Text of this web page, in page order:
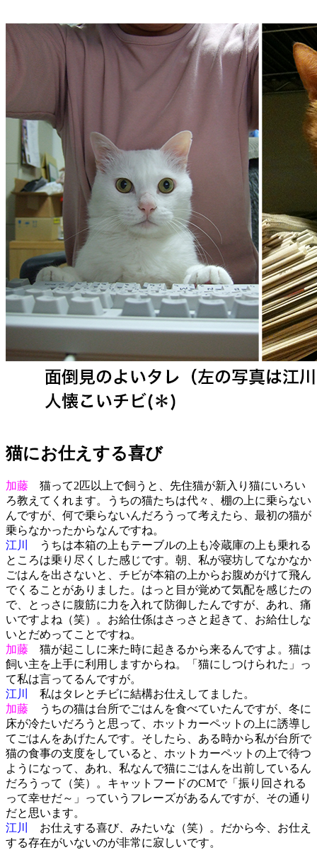
猫にお仕えする喜び
加藤 猫って2匹以上で飼うと、先住猫が新入り猫にいろい
ろ教えてくれます。うちの猫たちは代々、棚の上に乗らない
んですが、何で乗らないんだろうって考えたら、最初の猫が
乗らなかったからなんですね。
江川
うちは本箱の上もテーブルの上も冷蔵庫の上も乗れる
ところは乗り尽くした感じです。朝、私が寝坊してなかなか
ごはんを出さないと、チビが本箱の上からお腹めがけて飛ん
でくることがありました。はっと目が覚めて気配を感じたの
で、とっさに腹筋に力を入れて防御したんですが、あれ、痛
いですよね（笑）。お給仕係はさっさと起きて、お給仕しな
いとだめってことですね。
加藤 猫が起こしに来た時に起きるから来るんですよ。猫は
飼い主を上手に利用しますからね。「猫にしつけられた」っ
て私は言ってるんですが。
江川
私はタレとチビに結構お仕えしてました。
加藤 うちの猫は台所でごはんを食べていたんですが、冬に
床が冷たいだろうと思って、ホットカーペットの上に誘導し
てごはんをあげたんです。そしたら、ある時から私が台所で
猫の食事の支度をしていると、ホットカーペットの上で待つ
ようになって、あれ、私なんで猫にごはんを出前しているん
だろうって（笑）。キャットフードのCMで「振り回される
って幸せだ～」っていうフレーズがあるんですが、その通り
だと思います。
江川
お仕えする喜び、みたいな（笑）。だから今、お仕え
する存在がいないのが非常に寂しいです。